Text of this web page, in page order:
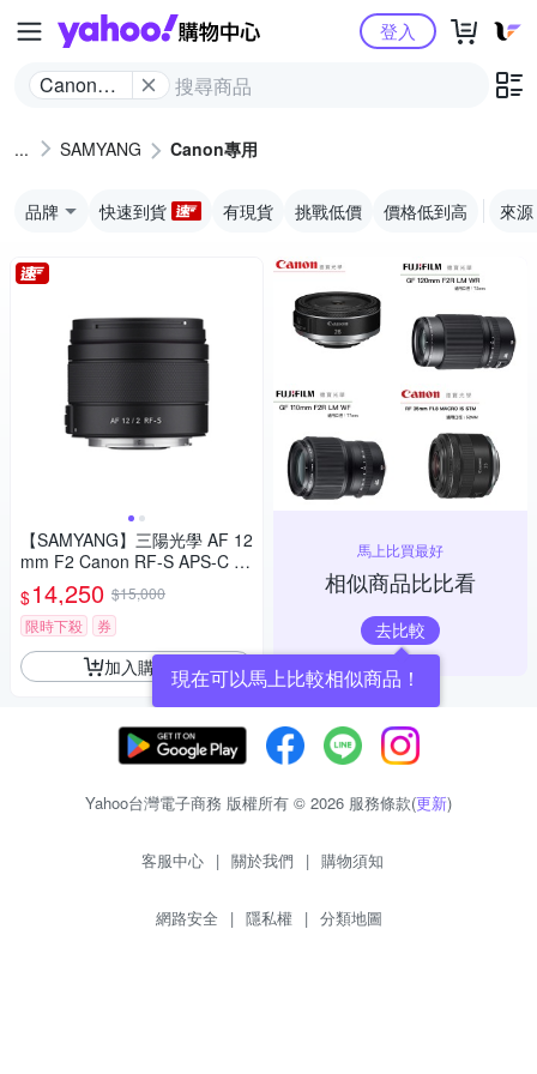
Yahoo購物中心
Canon專
登入
SAMYANG Canon專用
品牌 快速到貨 有現貨 挑戰低價 價格低到高 來源
【SAMYANG】三陽光學 AF 12
mm F2 Canon RF-S APS-C 自
動對焦鏡頭 公司貨
$14,250 $15,000
限時下殺
券
加入購物車
馬上比買最好
相似商品比比看
去比較
現在可以馬上比較相似商品！
Yahoo台灣電子商務 版權所有 © 2026 服務條款(更新)
客服中心 | 關於我們 | 購物須知
網路安全 | 隱私權 | 分類地圖